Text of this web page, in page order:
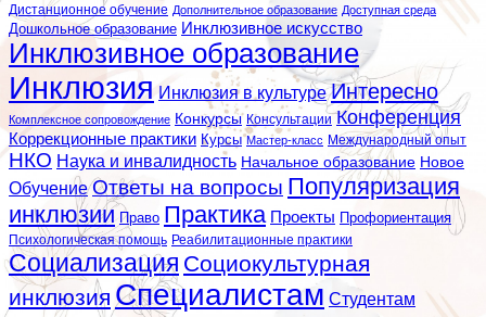
Дистанционное обучение Дополнительное образование Доступная среда
Дошкольное образование Инклюзивное искусство
Инклюзивное образование
Инклюзия Инклюзия в культуре Интересно
Комплексное сопровождение Конкурсы Консультации Конференция
Коррекционные практики Курсы Мастер-класс Международный опыт
НКО Наука и инвалидность Начальное образование Новое
Обучение Ответы на вопросы Популяризация
инклюзии Право Практика Проекты Профориентация
Психологическая помощь Реабилитационные практики
Социализация Социокультурная
инклюзия Специалистам Студентам